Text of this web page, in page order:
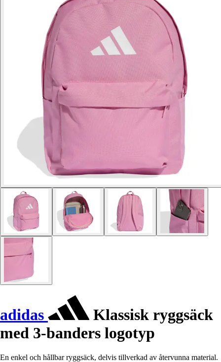
adidas
Klassisk ryggsäck
med 3-banders logotyp
En enkel och hållbar ryggsäck, delvis tillverkad av återvunna material.